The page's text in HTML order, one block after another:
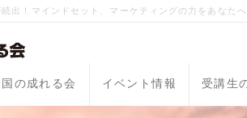
出！マインドセット、マーケティングの力をあなた
の成れる会 イベント情報 受講生